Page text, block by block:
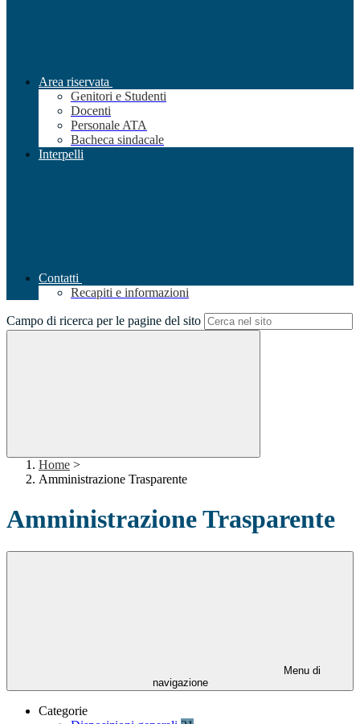
Area riservata
Genitori e Studenti
Docenti
Personale ATA
Bacheca sindacale
Interpelli
Contatti
Recapiti e informazioni
Campo di ricerca per le pagine del sito
Home >
Amministrazione Trasparente
Amministrazione Trasparente
Menu di
navigazione
Categorie